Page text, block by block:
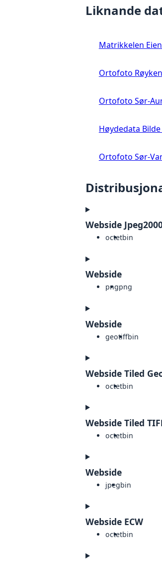
Liknande
Matrikkelen
Ortofoto
Ortofoto Sør-
Høydedata
Ortofoto Sør-
Webside
octetbin
Webside
pngpng
Webside
geotiffbin
Webside Tiled
octetbin
Webside Tiled
octetbin
Webside
jpegbin
Webside ECW
octetbin